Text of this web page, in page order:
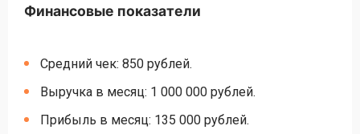
Финансовые показатели
Средний чек: 850 рублей.
Выручка в месяц: 1 000 000 рублей.
Прибыль в месяц: 135 000 рублей.